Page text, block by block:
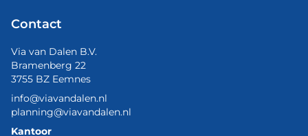
Contact
Via van Dalen B.V.
Bramenberg 22
3755 BZ Eemnes
info@viavandalen.nl
planning@viavandalen.nl
Kantoor